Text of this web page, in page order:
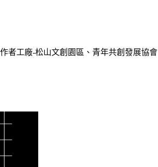
者工廠-松山文創園區、青年共創發展協會